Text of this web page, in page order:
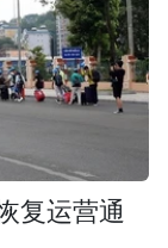
复运营通